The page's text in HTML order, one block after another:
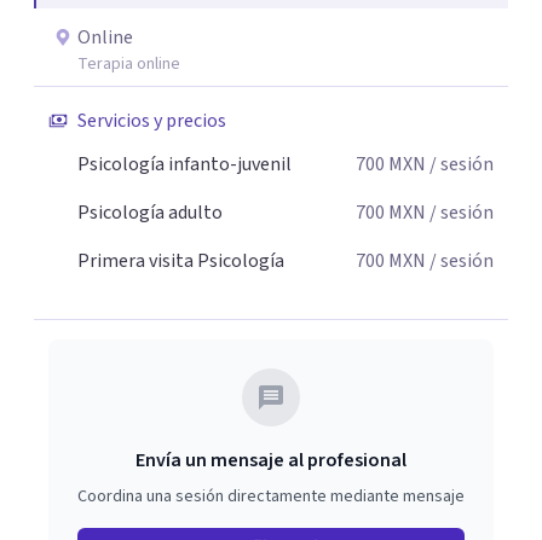
Online
Terapia online
Servicios y precios
Psicología infanto-juvenil
700 MXN / sesión
Psicología adulto
700 MXN / sesión
Primera visita Psicología
700 MXN / sesión
Envía un mensaje al profesional
Coordina una sesión directamente mediante mensaje